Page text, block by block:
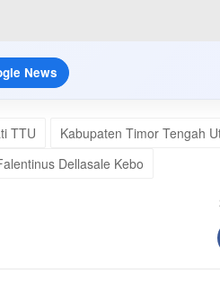
News
TTU
Kabupaten Timor Tengah
Dellasale Kebo